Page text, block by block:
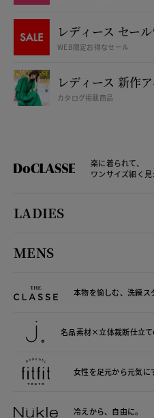
レディース セー
WEB限定お得なセール
レディース 新作
カタログ掲載商品
楽に着られて、
ワンサイズ細く見
LADIES
MENS
本物を愉しむ、洗練ス
名品素材×立体裁断仕立て
女性を足元から元気に
冷えから、 自由に。